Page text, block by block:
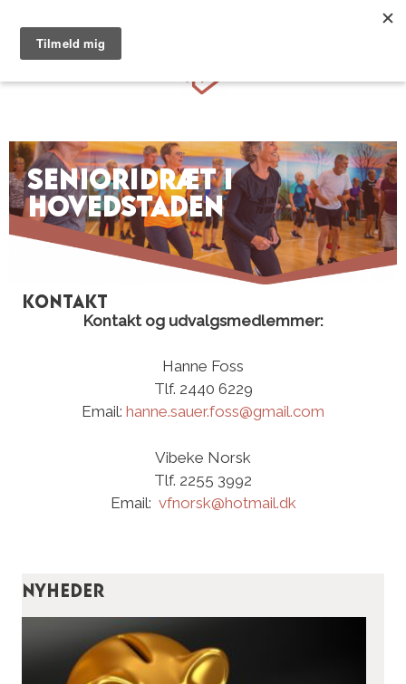
indhold
senioridræt i
hovedstaden
Kontakt
Kontakt og udvalgsmedlemmer:
Hanne Foss
Tlf. 2440 6229
Email: hanne.sauer.foss@gmail.com
Vibeke Norsk
Tlf. 2255 3992
Email: vfnorsk@hotmail.dk
Nyheder